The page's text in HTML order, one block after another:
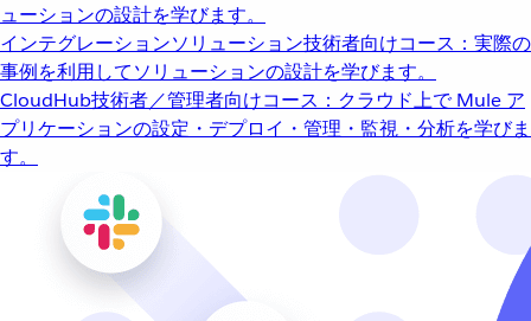
ューションの設計を学びます。
インテグレーションソリューション技術者向けコース：実際の
事例を利用してソリューションの設計を学びます。
CloudHub技術者／管理者向けコース：クラウド上で Mule ア
プリケーションの設定・デプロイ・管理・監視・分析を学びま
す。